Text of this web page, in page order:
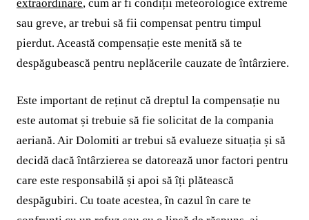
extraordinare, cum ar fi condiții meteorologice extreme
sau greve, ar trebui să fii compensat pentru timpul
pierdut. Această compensație este menită să te
despăgubească pentru neplăcerile cauzate de întârziere.
Este important de reținut că dreptul la compensație nu
este automat și trebuie să fie solicitat de la compania
aeriană. Air Dolomiti ar trebui să evalueze situația și să
decidă dacă întârzierea se datorează unor factori pentru
care este responsabilă și apoi să îți plătească
despăgubiri. Cu toate acestea, în cazul în care te